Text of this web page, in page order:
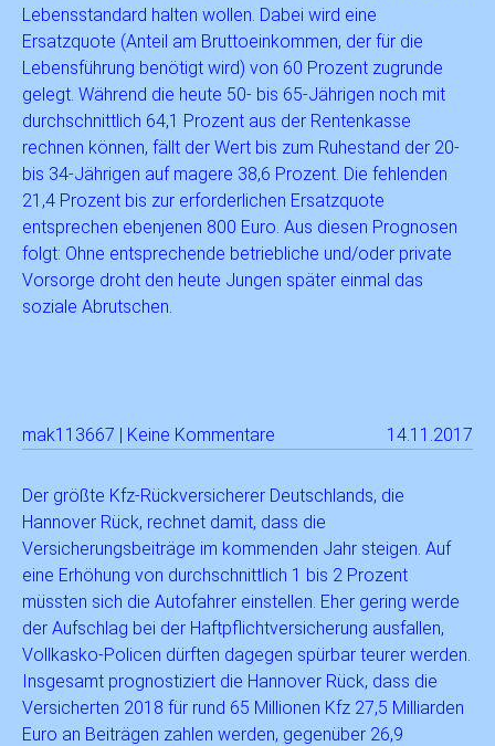
Lebensstandard halten wollen. Dabei wird eine
Ersatzquote (Anteil am Bruttoeinkommen, der für die
Lebensführung benötigt wird) von 60 Prozent zugrunde
gelegt. Während die heute 50- bis 65-Jährigen noch mit
durchschnittlich 64,1 Prozent aus der Rentenkasse
rechnen können, fällt der Wert bis zum Ruhestand der 20-
bis 34-Jährigen auf magere 38,6 Prozent. Die fehlenden
21,4 Prozent bis zur erforderlichen Ersatzquote
entsprechen ebenjenen 800 Euro. Aus diesen Prognosen
folgt: Ohne entsprechende betriebliche und/oder private
Vorsorge droht den heute Jungen später einmal das
soziale Abrutschen.
mak113667 | Keine Kommentare 14.11.2017
Der größte Kfz-Rückversicherer Deutschlands, die
Hannover Rück, rechnet damit, dass die
Versicherungsbeiträge im kommenden Jahr steigen. Auf
eine Erhöhung von durchschnittlich 1 bis 2 Prozent
müssten sich die Autofahrer einstellen. Eher gering werde
der Aufschlag bei der Haftpflichtversicherung ausfallen,
Vollkasko-Policen dürften dagegen spürbar teurer werden.
Insgesamt prognostiziert die Hannover Rück, dass die
Versicherten 2018 für rund 65 Millionen Kfz 27,5 Milliarden
Euro an Beiträgen zahlen werden, gegenüber 26,9